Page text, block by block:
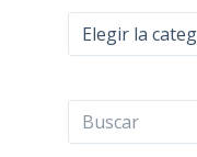
Categorías